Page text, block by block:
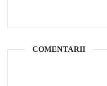
COMENTARII